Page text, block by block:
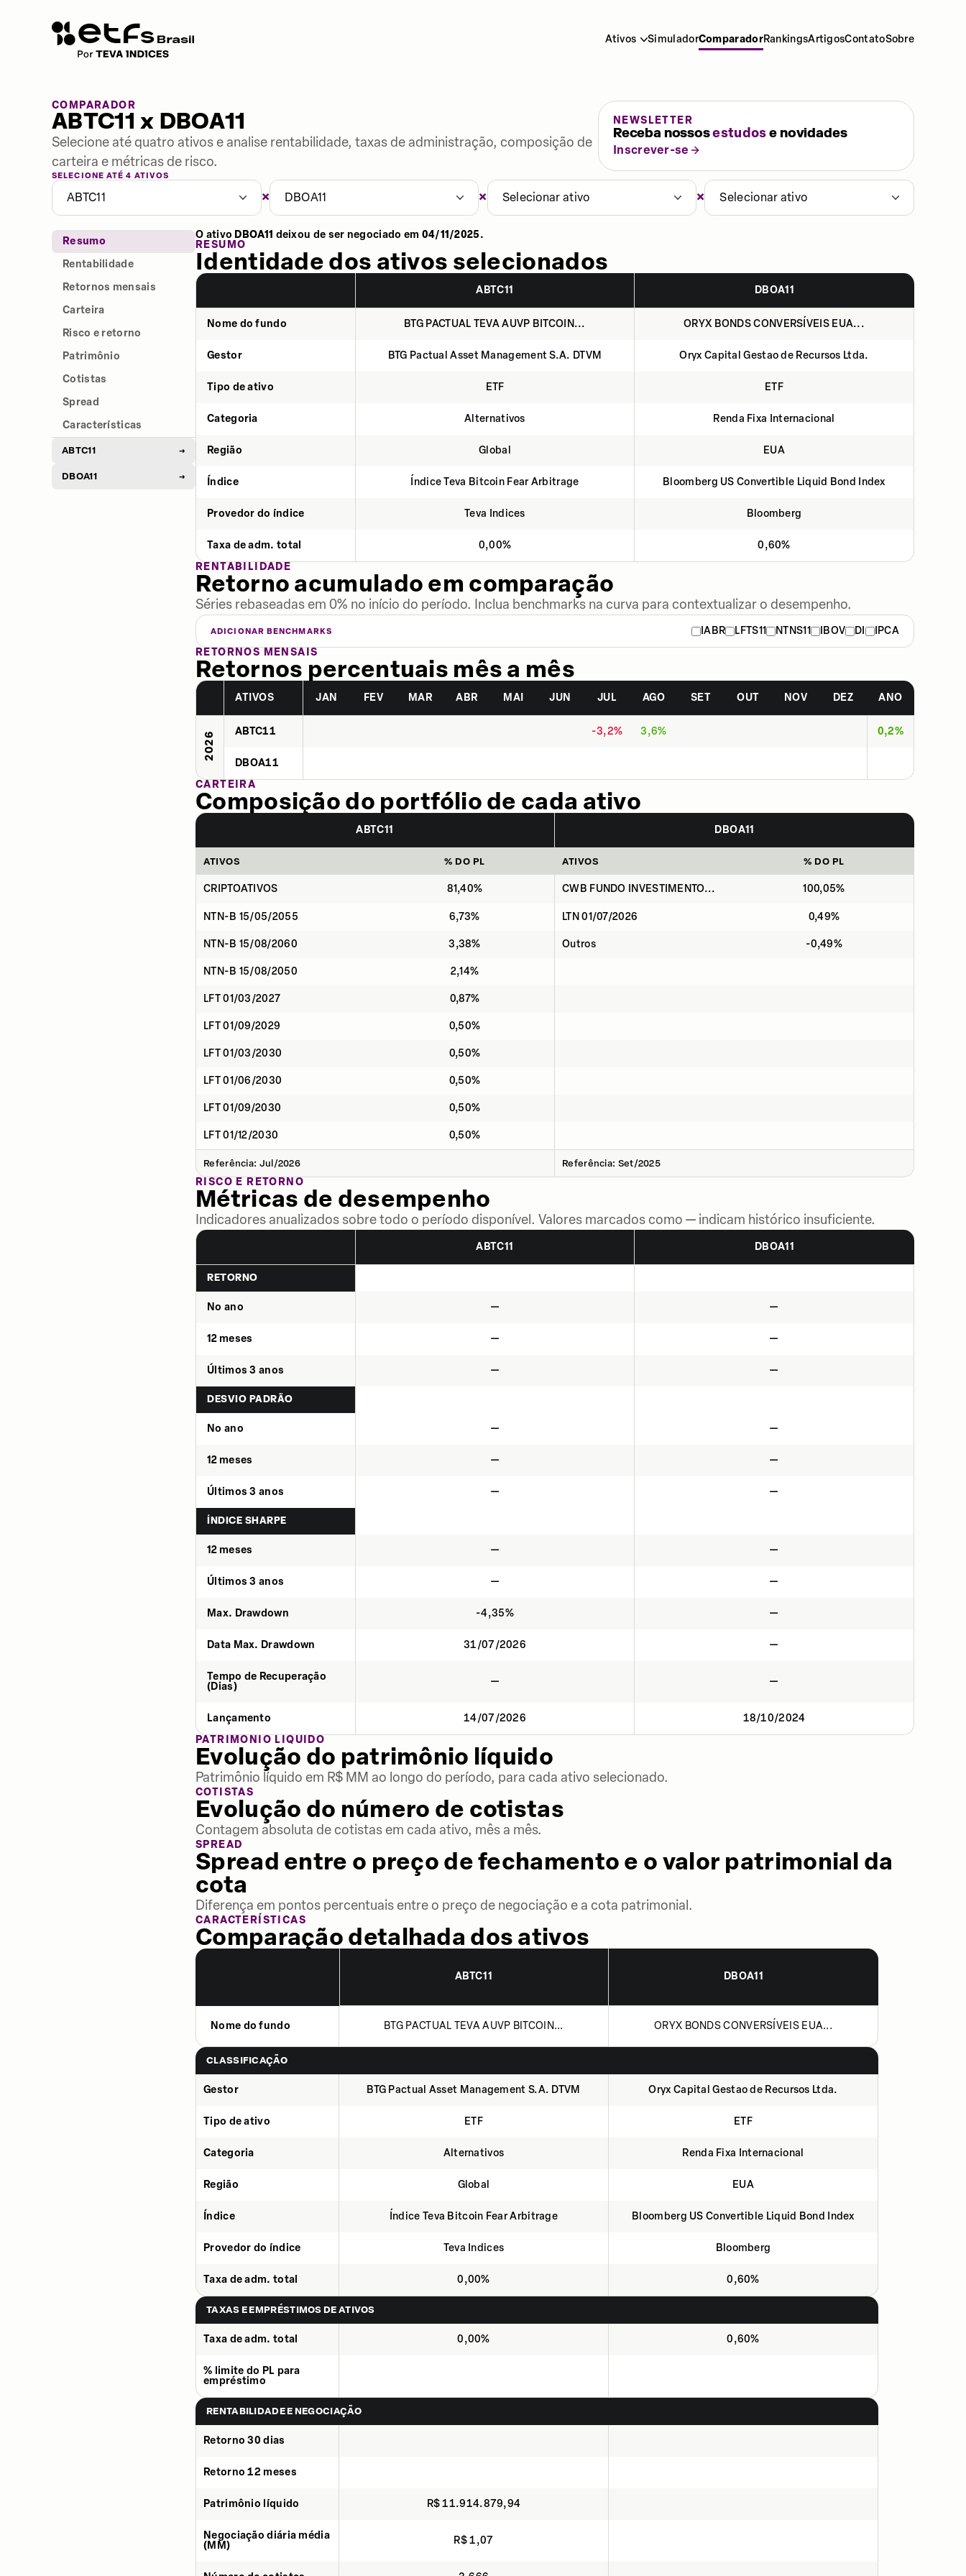
Ativos SimuladorComparadorRankingsArtigosContatoSobre
COMPARADOR
ABTC11 x DBOA11
Selecione até quatro ativos e analise rentabilidade, taxas de administração, composição de
carteira e métricas de risco.
NEWSLETTER
Receba nossosestudose novidades
Inscrever-se
SELECIONE ATÉ 4 ATIVOS
ABTC11 × DBOA11 × Selecionar ativo × Selecionar ativo
Resumo
Rentabilidade
Retornos mensais
Carteira
Risco e retorno
Patrimônio
Cotistas
Spread
Características
ABTC11 →
DBOA11 →
O ativo DBOA11 deixou de ser negociado em 04/11/2025.
RESUMO
Identidade dos ativos selecionados
ABTC11 DBOA11
Nome do fundo BTG PACTUAL TEVA AUVP BITCOIN... ORYX BONDS CONVERSÍVEIS EUA...
Gestor BTG Pactual Asset Management S.A. DTVM Oryx Capital Gestao de Recursos Ltda.
Tipo de ativo ETF ETF
Categoria Alternativos Renda Fixa Internacional
Região Global EUA
Índice Índice Teva Bitcoin Fear Arbitrage Bloomberg US Convertible Liquid Bond Index
Provedor do índice Teva Indices Bloomberg
Taxa de adm. total 0,00%
0,60%
RENTABILIDADE
Retorno acumulado em comparação
Séries rebaseadas em 0% no início do período. Inclua benchmarks na curva para contextualizar o desempenho.
ADICIONAR BENCHMARKS IABR LFTS11 NTNS11 IBOV DI
IPCA
RETORNOS MENSAIS
Retornos percentuais mês a mês
ATIVOS JAN FEV MAR ABR MAI JUN JUL AGO SET OUT NOV DEZ ANO
2026 ABTC11 -3,2% 3,6% 0,2%
DBOA11
CARTEIRA
Composição do portfólio de cada ativo
ABTC11 DBOA11
ATIVOS % DO PL ATIVOS % DO PL
CRIPTOATIVOS 81,40% CWB FUNDO INVESTIMENTO... 100,05%
NTN-B 15/05/2055 6,73% LTN 01/07/2026 0,49%
NTN-B 15/08/2060 3,38% Outros -0,49%
NTN-B 15/08/2050 2,14%
LFT 01/03/2027 0,87%
LFT 01/09/2029 0,50%
LFT 01/03/2030 0,50%
LFT 01/06/2030 0,50%
LFT 01/09/2030 0,50%
LFT 01/12/2030 0,50%
Referência: Jul/2026 Referência: Set/2025
RISCO E RETORNO
Métricas de desempenho
Indicadores anualizados sobre todo o período disponível. Valores marcados como — indicam histórico insuficiente.
ABTC11 DBOA11
RETORNO
No ano — —
12 meses — —
Últimos 3 anos — —
DESVIO PADRÃO
No ano — —
12 meses — —
Últimos 3 anos — —
ÍNDICE SHARPE
12 meses — —
Últimos 3 anos — —
Max. Drawdown -4,35% —
Data Max. Drawdown 31/07/2026 —
Tempo de Recuperação
(Dias)
— —
Lançamento 14/07/2026
18/10/2024
PATRIMÔNIO LÍQUIDO
Evolução do patrimônio líquido
Patrimônio líquido em R$ MM ao longo do período, para cada ativo selecionado.
COTISTAS
Evolução do número de cotistas
Contagem absoluta de cotistas em cada ativo, mês a mês.
SPREAD
Spread entre o preço de fechamento e o valor patrimonial da
cota
Diferença em pontos percentuais entre o preço de negociação e a cota patrimonial.
CARACTERÍSTICAS
Comparação detalhada dos ativos
ABTC11 DBOA11
Nome do fundo BTG PACTUAL TEVA AUVP BITCOIN... ORYX BONDS CONVERSÍVEIS EUA...
CLASSIFICAÇÃO
Gestor BTG Pactual Asset Management S.A. DTVM Oryx Capital Gestao de Recursos Ltda.
Tipo de ativo ETF ETF
Categoria Alternativos Renda Fixa Internacional
Região Global EUA
Índice Índice Teva Bitcoin Fear Arbitrage Bloomberg US Convertible Liquid Bond Index
Provedor do índice Teva Indices Bloomberg
Taxa de adm. total 0,00% 0,60%
TAXAS E EMPRÉSTIMOS DE ATIVOS
Taxa de adm. total 0,00% 0,60%
% limite do PL para
empréstimo
RENTABILIDADE E NEGOCIAÇÃO
Retorno 30 dias
Retorno 12 meses
Patrimônio líquido R$ 11.914.879,94
Negociação diária média
(MM)
R$ 1,07